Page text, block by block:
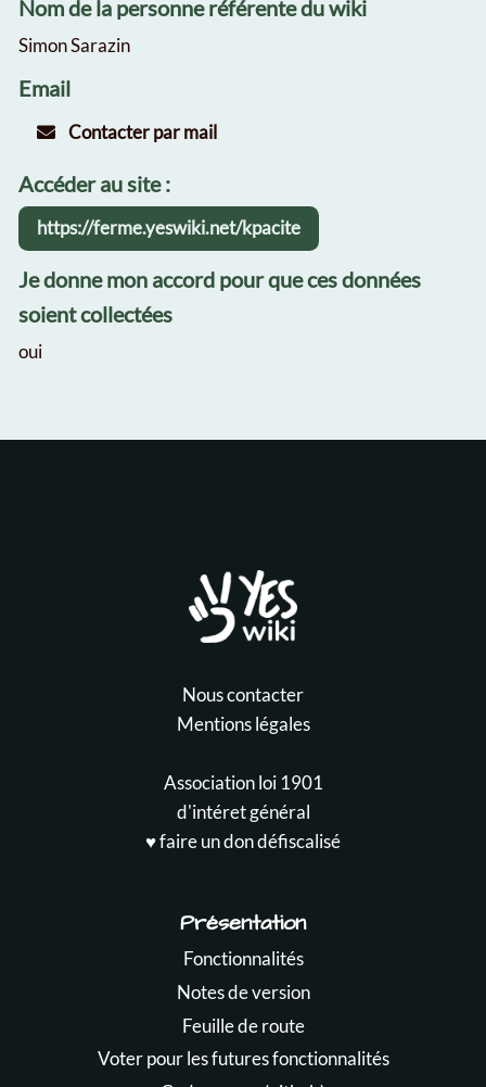
Nom de la personne référente du wiki
Simon Sarazin
Email
Contacter par mail
Accéder au site :
https://ferme.yeswiki.net/kpacite
Je donne mon accord pour que ces données
soient collectées
oui
Nous contacter
Mentions légales
Association loi 1901
d'intéret général
♥️ faire un don défiscalisé
Présentation
Fonctionnalités
Notes de version
Feuille de route
Voter pour les futures fonctionnalités